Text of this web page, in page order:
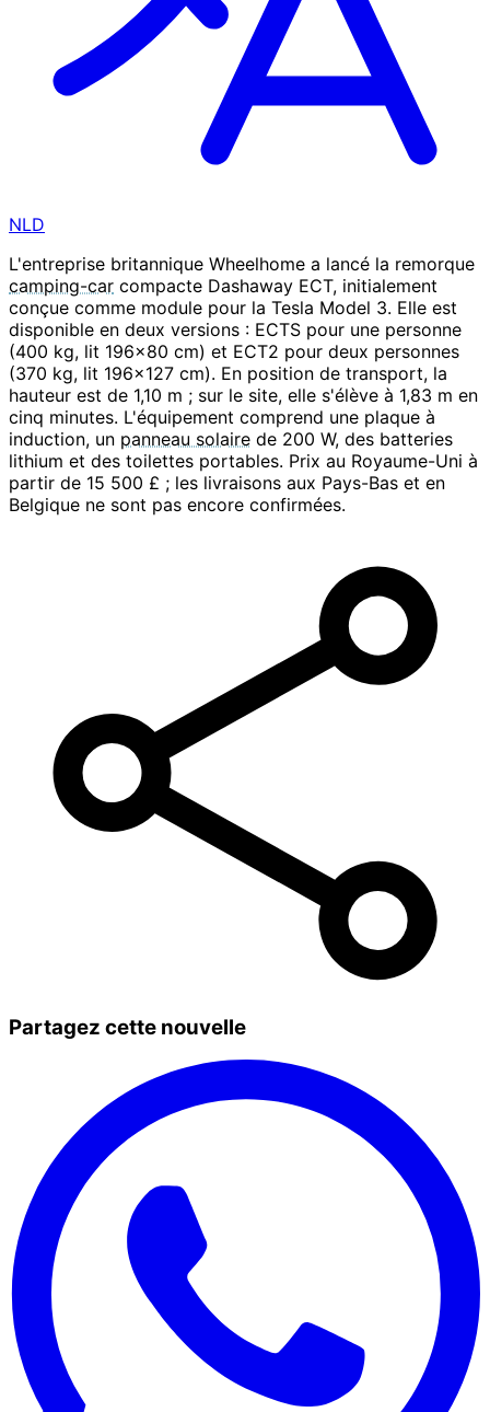
NLD
L'entreprise britannique Wheelhome a lancé la remorque
camping-car compacte Dashaway ECT, initialement
conçue comme module pour la Tesla Model 3. Elle est
disponible en deux versions : ECTS pour une personne
(400 kg, lit 196x80 cm) et ECT2 pour deux personnes
(370 kg, lit 196x127 cm). En position de transport, la
hauteur est de 1,10 m ; sur le site, elle s'élève à 1,83 m en
cinq minutes. L'équipement comprend une plaque à
induction, un panneau solaire de 200 W, des batteries
lithium et des toilettes portables. Prix au Royaume-Uni à
partir de 15 500 £ ; les livraisons aux Pays-Bas et en
Belgique ne sont pas encore confirmées.
Partagez cette nouvelle